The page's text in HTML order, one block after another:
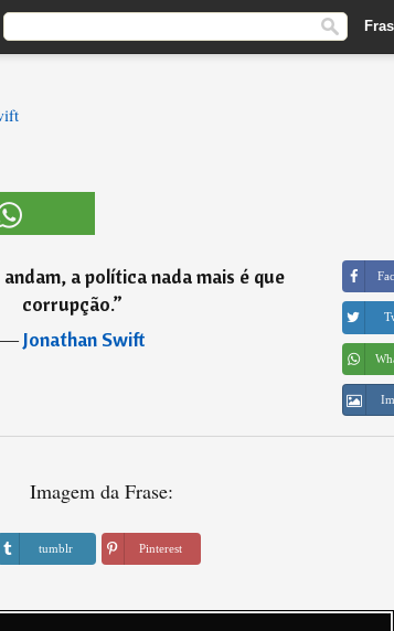
a política nada mais é que
corrupção.”
Jonathan Swift
Imagem da Frase:
tumblr Pinterest